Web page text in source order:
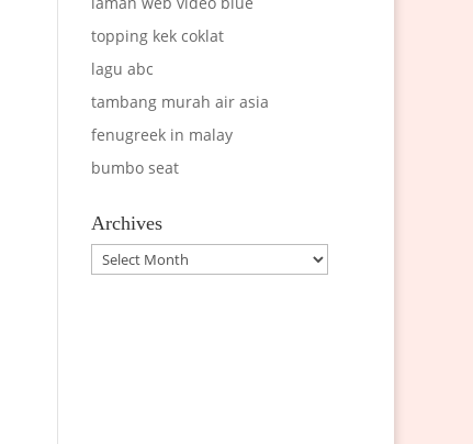
topping kek coklat
lagu abc
tambang murah air asia
fenugreek in malay
bumbo seat
Archives
Archives